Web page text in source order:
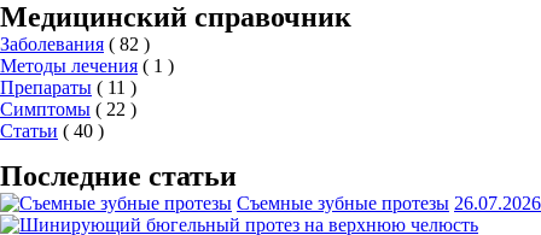
Медицинский справочник
Заболевания ( 82 )
Методы лечения ( 1 )
Препараты ( 11 )
Симптомы ( 22 )
Статьи ( 40 )
Последние статьи
Съемные зубные протезы 26.07.2026